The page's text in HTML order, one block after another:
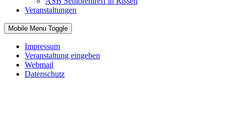
Veranstaltungen
Mobile Menu Toggle
Impressum
Veranstaltung eingeben
Webmail
Datenschutz